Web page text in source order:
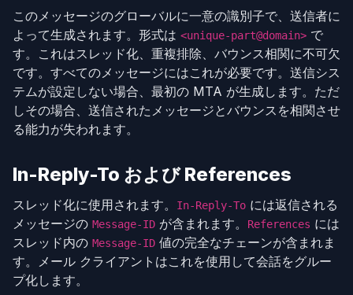
このメッセージのグローバルに一意の識別子で、送信者に
よって生成されます。形式は <unique-part@domain> で
す。これはスレッド化、重複排除、バウンス相関に不可欠
です。すべてのメッセージにはこれが必要です。送信シス
テムが設定しない場合、最初の MTA が生成します。ただ
しその場合、送信されたメッセージとバウンスを相関させ
る能力が失われます。
In-Reply-To および References
スレッド化に使用されます。 In-Reply-To には返信される
メッセージの Message-ID が含まれます。 References には
スレッド内の Message-ID 値の完全なチェーンが含まれま
す。メール クライアントはこれを使用して会話をグルー
プ化します。